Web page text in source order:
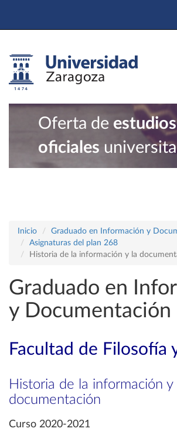
Oferta de estudios
oficiales
Inicio
Graduado en Información y
Asignaturas del plan 268
Historia de la información y la
Graduado en
y Documentación
Facultad de Filosofía
Historia de la información y
documentación
Curso 2020-2021